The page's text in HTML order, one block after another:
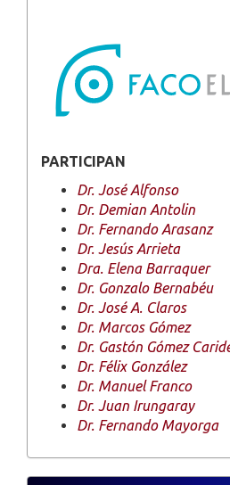
PARTICIPAN
Dr. José Alfonso
Dr. Demian Antolin
Dr. Fernando Arasanz
Dr. Jesús Arrieta
Dra. Elena Barraquer
Dr. Gonzalo Bernabéu
Dr. José A. Claros
Dr. Marcos Gómez
Dr. Gastón Gómez
Dr. Félix González
Dr. Manuel Franco
Dr. Juan Irungaray
Dr. Fernando Mayorga